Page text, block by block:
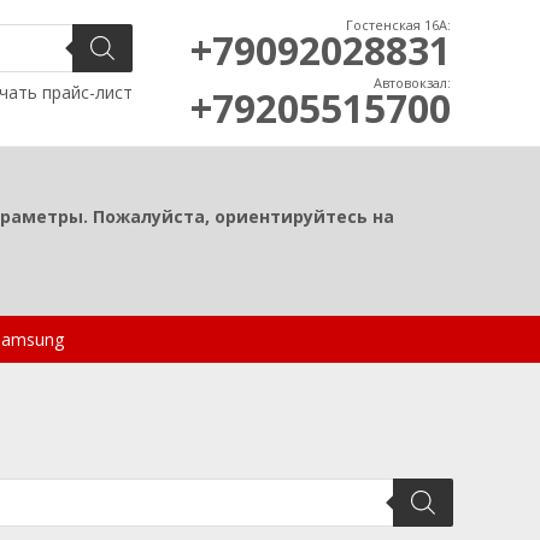
прайс-лист
Гостенская 16А:
+79092028831
Автовокзал:
+79205515700
Пожалуйста, ориентируйтесь на